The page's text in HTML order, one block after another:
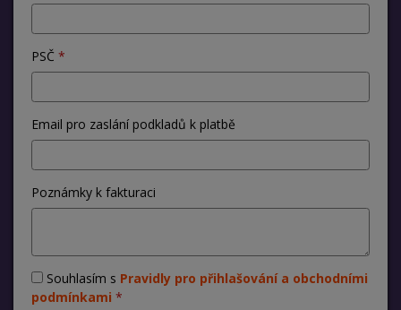
PSČ
Email pro zaslání podkladů k platbě
Poznámky k fakturaci
Souhlasím s Pravidly pro přihlašování a obchodními
podmínkami